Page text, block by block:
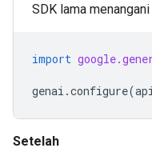
SDK lama
import
genai .configure(
Setelah